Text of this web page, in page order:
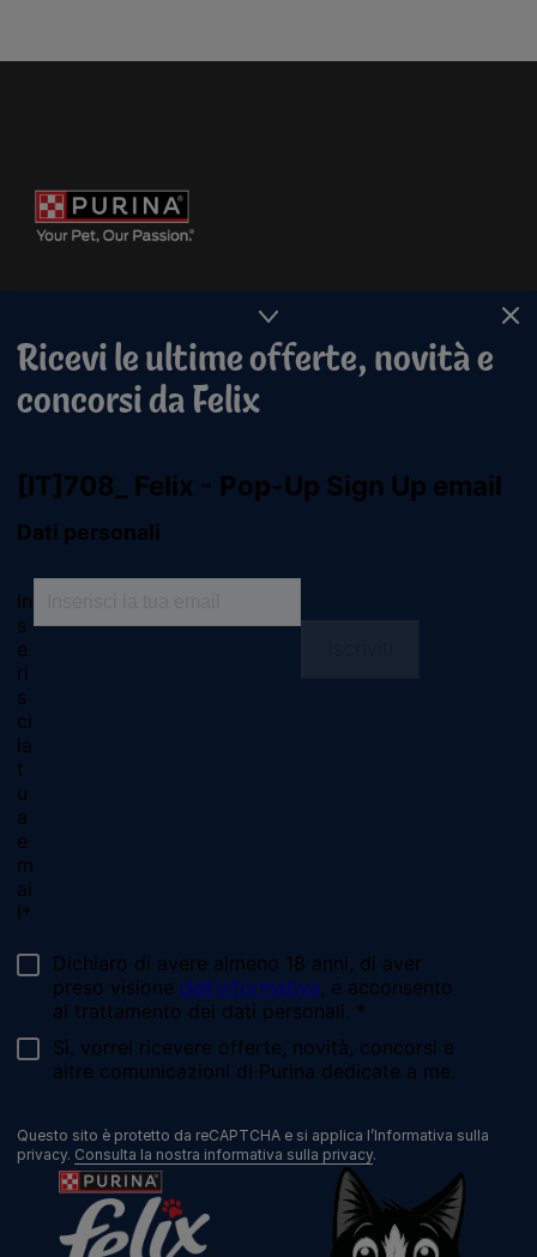
Ricevi le ultime offerte, novità e
concorsi da Felix
Questo sito è protetto da reCAPTCHA e si applica l’Informativa sulla
privacy. Consulta la nostra informativa sulla privacy.
Purina
For our partners
©Reg. Trademark of Nestlé S.A.
Codice Fiscale e Partita I.V.A. 10805410965
Netiquette